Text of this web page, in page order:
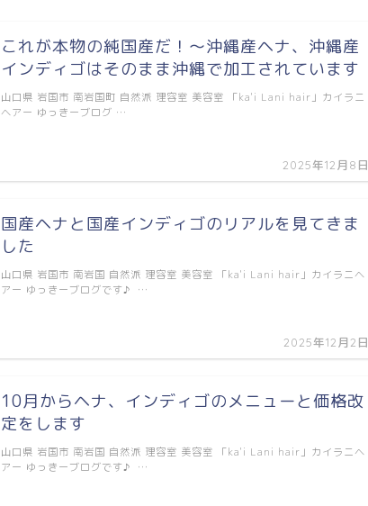
これが本物の純国産だ！〜沖縄産ヘナ、沖縄産
インディゴはそのまま沖縄で加工されています
2025年12月8日
山口県 岩国市 南岩国町 自然派 理容室 美容室 「ka'i Lani hair」カイラニ
ヘアー ゆっきーブログ …
国産ヘナと国産インディゴのリアルを見てきま
した
2025年12月2日
山口県 岩国市 南岩国 自然派 理容室 美容室 「ka'i Lani hair」カイラニヘ
アー ゆっきーブログです♪ …
10月からヘナ、インディゴのメニューと価格改
定をします
山口県 岩国市 南岩国 自然派 理容室 美容室 「ka'i Lani hair」カイラニヘ
アー ゆっきーブログです♪ …